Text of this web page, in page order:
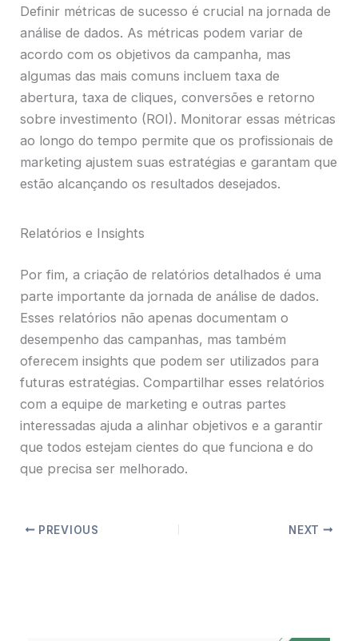
Definir métricas de sucesso é crucial na jornada de
análise de dados. As métricas podem variar de
acordo com os objetivos da campanha, mas
algumas das mais comuns incluem taxa de
abertura, taxa de cliques, conversões e retorno
sobre investimento (ROI). Monitorar essas métricas
ao longo do tempo permite que os profissionais de
marketing ajustem suas estratégias e garantam que
estão alcançando os resultados desejados.
Relatórios e Insights
Por fim, a criação de relatórios detalhados é uma
parte importante da jornada de análise de dados.
Esses relatórios não apenas documentam o
desempenho das campanhas, mas também
oferecem insights que podem ser utilizados para
futuras estratégias. Compartilhar esses relatórios
com a equipe de marketing e outras partes
interessadas ajuda a alinhar objetivos e a garantir
que todos estejam cientes do que funciona e do
que precisa ser melhorado.
PREVIOUS NEXT